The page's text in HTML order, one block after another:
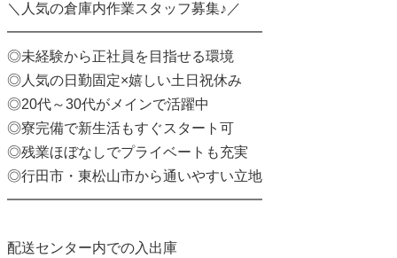
＼人気の倉庫内作業スタッフ募集♪／
━━━━━━━━━━━━━━━━━━
◎未経験から正社員を目指せる環境
◎人気の日勤固定×嬉しい土日祝休み
◎20代～30代がメインで活躍中
◎寮完備で新生活もすぐスタート可
◎残業ほぼなしでプライベートも充実
◎行田市・東松山市から通いやすい立地
━━━━━━━━━━━━━━━━━━
配送センター内での入出庫